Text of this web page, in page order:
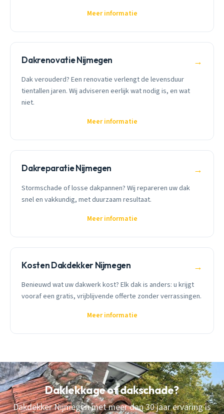
Meer informatie
Dakrenovatie Nijmegen →
Dak verouderd? Een renovatie verlengt de levensduur
tientallen jaren. Wij adviseren eerlijk wat nodig is, en wat
niet.
Meer informatie
Dakreparatie Nijmegen →
Stormschade of losse dakpannen? Wij repareren uw dak
snel en vakkundig, met duurzaam resultaat.
Meer informatie
Kosten Dakdekker Nijmegen →
Benieuwd wat uw dakwerk kost? Elk dak is anders: u krijgt
vooraf een gratis, vrijblijvende offerte zonder verrassingen.
Meer informatie
Daklekkage of dakschade?
Dakdekker Nijmegen met meer dan 30 jaar ervaring is